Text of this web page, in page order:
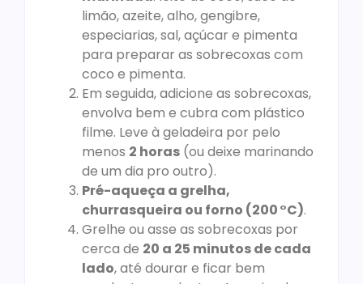
limão, azeite, alho, gengibre,
especiarias, sal, açúcar e pimenta
para preparar as sobrecoxas com
coco e pimenta.
Em seguida, adicione as sobrecoxas,
envolva bem e cubra com plástico
filme. Leve à geladeira por pelo
menos 2 horas (ou deixe marinando
de um dia pro outro).
Pré-aqueça a grelha,
churrasqueira ou forno (200 °C).
Grelhe ou asse as sobrecoxas por
cerca de 20 a 25 minutos de cada
lado, até dourar e ficar bem